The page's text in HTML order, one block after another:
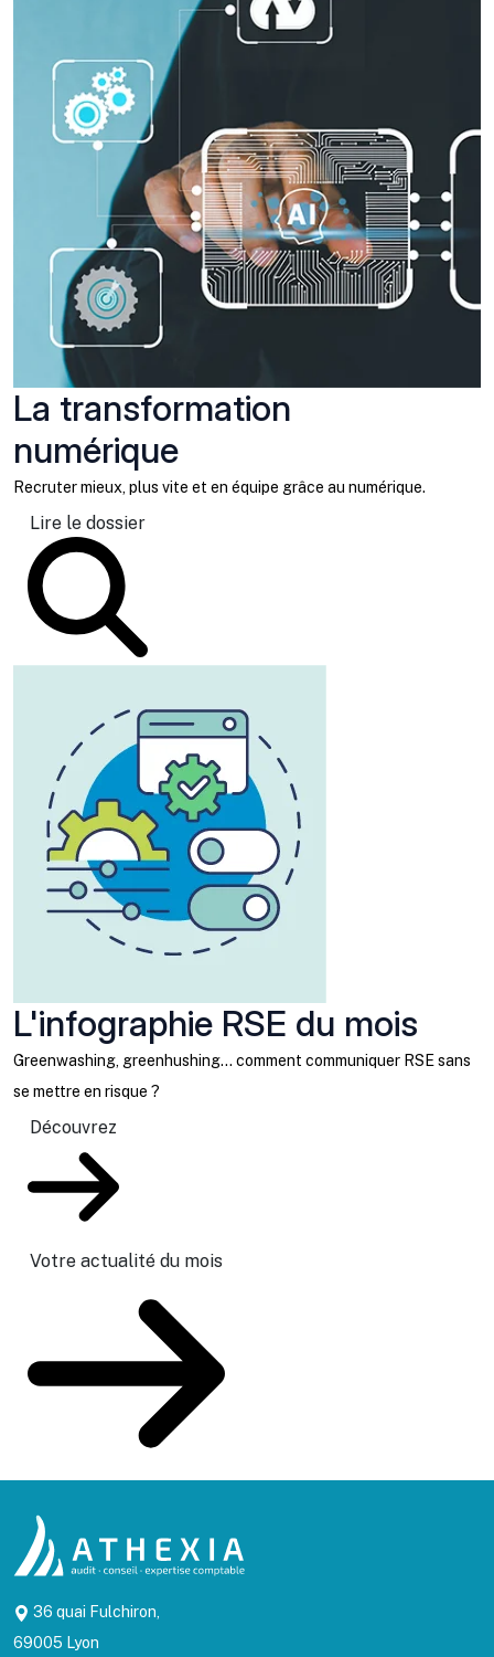
La transformation
numérique
Recruter mieux, plus vite et en équipe grâce au numérique.
Lire le dossier
L'infographie RSE du mois
Greenwashing, greenhushing… comment communiquer RSE sans
se mettre en risque ?
Découvrez
Votre actualité du mois
36 quai Fulchiron,
69005 Lyon